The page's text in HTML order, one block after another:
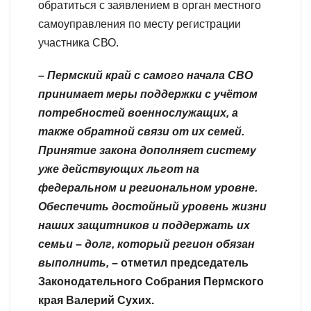
обратиться с заявлением в орган местного
самоуправления по месту регистрации
участника СВО.
– Пермский край с самого начала СВО
принимает меры поддержки с учётом
потребностей военнослужащих, а
также обратной связи от их семей.
Принятие закона дополняет систему
уже действующих льгот на
федеральном и региональном уровне.
Обеспечить достойный уровень жизни
наших защитников и поддержать их
семьи – долг, который регион обязан
выполнить, – отметил председатель
Законодательного Собрания Пермского
края Валерий Сухих.